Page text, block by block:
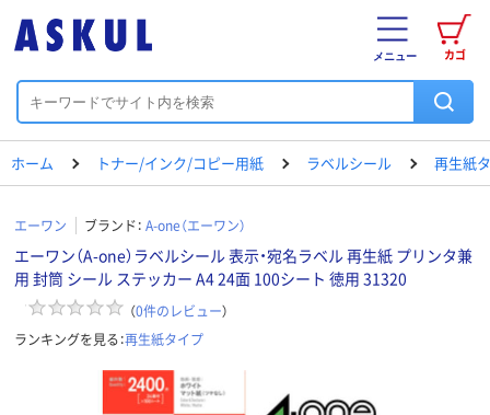
カゴ
メニュー
ホーム トナー/インク/コピー用紙 ラベルシール 再生紙
エーワン ブランド： A-one（エーワン）
エーワン（A-one）ラベルシール 表示・宛名ラベル 再生紙 プリンタ兼
用 封筒 シール ステッカー A4 24面 100シート 徳用 31320
（0件のレビュー）
ランキングを見る：再生紙タイプ